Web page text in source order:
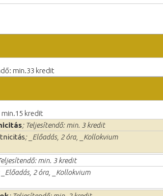
min.33 kredit
kredit
; Teljesítendő: min. 3 kredit
; _Előadás, 2 óra, _Kollokvium
min. 3 kredit
_Előadás, 2 óra, _Kollokvium